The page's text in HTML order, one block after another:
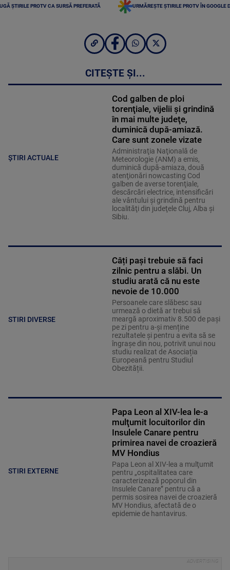
ȘTIRILE PROTV CA SURSĂ PREFERATĂ URMĂREȘTE ȘTIRILE PROTV ÎN GOOGLE
CITEȘTE ȘI...
ȘTIRI ACTUALE
Cod galben de ploi
torenţiale, vijelii şi grindină
în mai multe judeţe,
duminică după-amiază.
Care sunt zonele vizate
Administraţia Naţională de
Meteorologie (ANM) a emis,
duminică după-amiaza, două
atenţionări nowcasting Cod
galben de averse torenţiale,
descărcări electrice, intensificări
ale vântului şi grindină pentru
localităţi din judeţele Cluj, Alba şi
Sibiu.
STIRI DIVERSE
Câți pași trebuie să faci
zilnic pentru a slăbi. Un
studiu arată că nu este
nevoie de 10.000
Persoanele care slăbesc sau
urmează o dietă ar trebui să
meargă aproximativ 8.500 de pași
pe zi pentru a-și menține
rezultatele și pentru a evita să se
îngrașe din nou, potrivit unui nou
studiu realizat de Asociația
Europeană pentru Studiul
Obezității.
STIRI EXTERNE
Papa Leon al XIV-lea le-a
mulţumit locuitorilor din
Insulele Canare pentru
primirea navei de croazieră
MV Hondius
Papa Leon al XIV-lea a mulţumit
pentru „ospitalitatea care
caracterizează poporul din
Insulele Canare” pentru că a
permis sosirea navei de croazieră
MV Hondius, afectată de o
epidemie de hantavirus.